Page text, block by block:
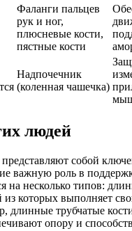
Фаланги пальцев
рук и ног,
плюсневые кости,
пястные кости
Надпочечник
(коленная чашечка)
людей
представляют собой
важную роль в
на несколько типов:
которых выполняет
длинные трубчатые
опору и